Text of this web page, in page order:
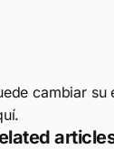
cambiar